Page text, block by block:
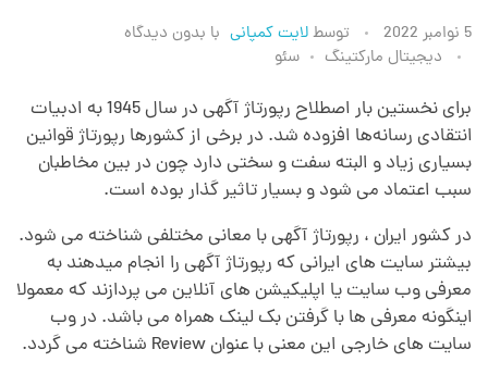
ر
پ
و
ر
ت
ا
5 نوامبر 2022 توسطلایت کمپانی با بدون دیدگاه
دیجیتال مارکتینگ
سئو
برای نخستین بار اصطلاح رپورتاژ آگهی در سال 1945 به ادبیات
انتقادی رسانه‌ها افزوده شد. در برخی از کشورها رپورتاژ قوانین
بسیاری زیاد و البته سفت و سختی دارد چون در بین مخاطبان
سبب اعتماد می شود و بسیار تاثیر گذار بوده است.
در کشور ایران ، رپورتاژ آگهی با معانی مختلفی شناخته می شود.
بیشتر سایت های ایرانی که رپورتاژ آگهی را انجام میدهند به
معرفی وب سایت یا اپلیکیشن های آنلاین می پردازند که معمولا
اینگونه معرفی ها با گرفتن بک لینک همراه می باشد. در وب
سایت های خارجی این معنی با عنوان Review شناخته می گردد.